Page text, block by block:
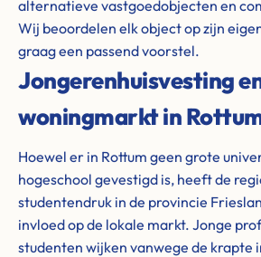
alternatieve vastgoedobjecten en
Wij beoordelen elk object op zijn
graag een passend voorstel.
Jongerenhuisvesting
woningmarkt in
Hoewel er in Rottum geen grote
hogeschool gevestigd is, heeft de
studentendruk in de provincie
invloed op de lokale markt. Jonge
studenten wijken vanwege de krapte